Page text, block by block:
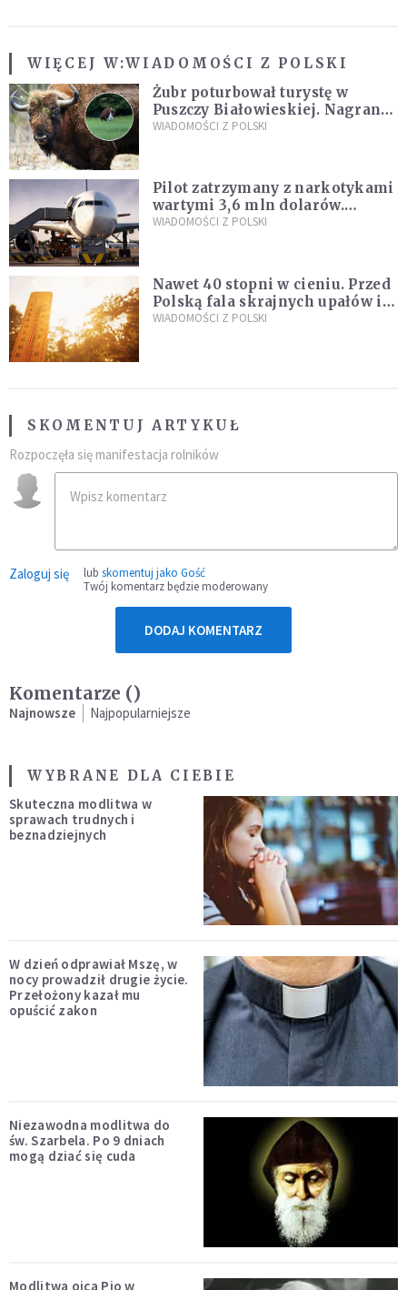
WIĘCEJ W:WIADOMOŚCI Z POLSKI
Żubr poturbował turystę w
Puszczy Białowieskiej. Nagranie
daje do myślenia
WIADOMOŚCI Z POLSKI
Pilot zatrzymany z narkotykami
wartymi 3,6 mln dolarów.
Śledczy podejrzewają, że latał
WIADOMOŚCI Z POLSKI
Nawet 40 stopni w cieniu. Przed
Polską fala skrajnych upałów i
gwałtowne burze
WIADOMOŚCI Z POLSKI
SKOMENTUJ ARTYKUŁ
Rozpoczęła się manifestacja rolników
Zaloguj się lub skomentuj jako Gość
Twój komentarz będzie moderowany
DODAJ KOMENTARZ
Komentarze ()
Najnowsze Najpopularniejsze
WYBRANE DLA CIEBIE
Skuteczna modlitwa w
sprawach trudnych i
beznadziejnych
W dzień odprawiał Mszę, w
nocy prowadził drugie życie.
Przełożony kazał mu
opuścić zakon
Niezawodna modlitwa do
św. Szarbela. Po 9 dniach
mogą dziać się cuda
Modlitwa ojca Pio w